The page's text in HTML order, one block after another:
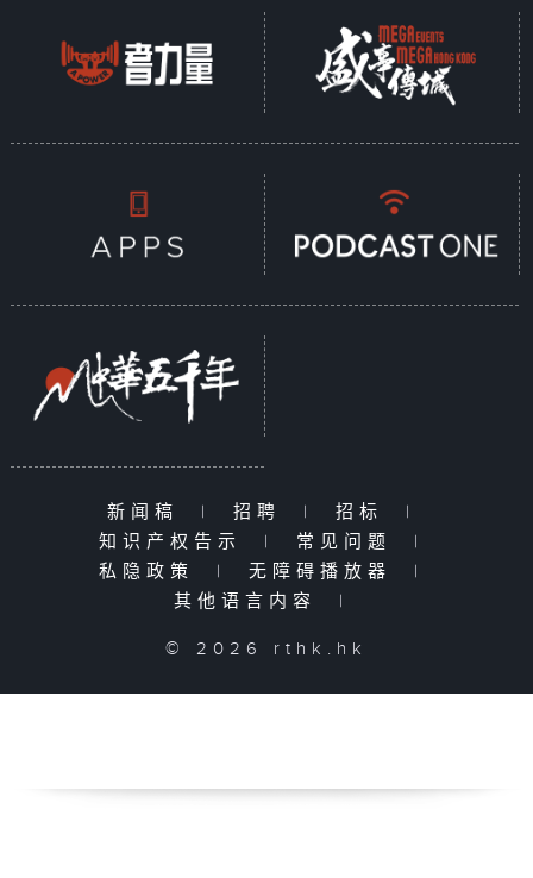
新闻稿 | 招聘 | 招标
|
知识产权告示
| 常见问题
|
私隐政策
| 无障碍播放器
|
其他语言内容
|
© 2026 rthk.hk